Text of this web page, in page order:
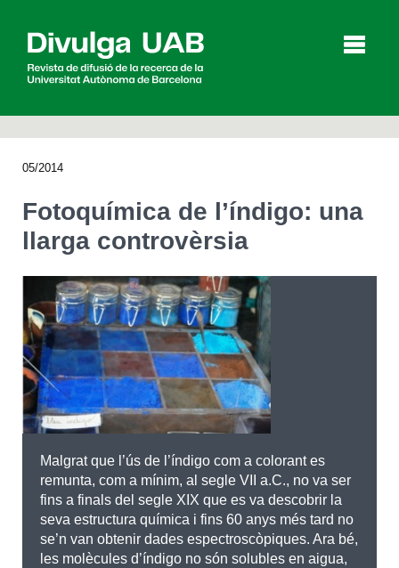
English Español
CERCAR
05/2014
Fotoquímica de l’índigo: una
llarga controvèrsia
Malgrat que l’ús de l’índigo com a colorant es
remunta, com a mínim, al segle VII a.C., no va ser
fins a finals del segle XIX que es va descobrir la
seva estructura química i fins 60 anys més tard no
se’n van obtenir dades espectroscòpiques. Ara bé,
les molècules d’índigo no són solubles en aigua,